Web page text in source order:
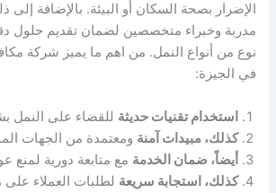
الإضرار بصحة السكان أو البيئة. بالإضافة
مدربة وخبراء متخصصين لضمان تقديم حلول
نوع من أنواع النمل. من اهم ما يميز شركة
في الجيزة:
استخدام تقنيات حديثة للقضاء على النمل
كذلك، مبيدات آمنة ومعتمدة من الجهات
أيضاً، ضمان الخدمة مع متابعة دورية لمنع
كذلك، استجابة سريعة لطلبات العملاء على